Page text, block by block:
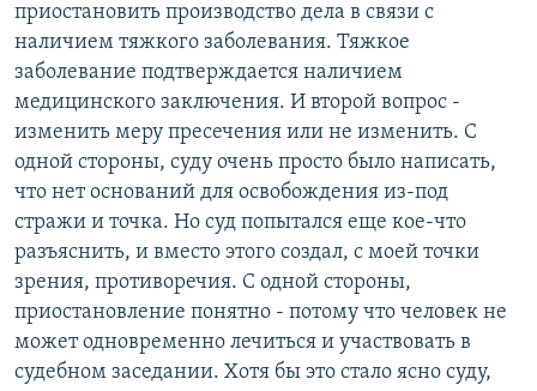
приостановить производство дела в связи с
наличием тяжкого заболевания. Тяжкое
заболевание подтверждается наличием
медицинского заключения. И второй вопрос -
изменить меру пресечения или не изменить. С
одной стороны, суду очень просто было написать,
что нет оснований для освобождения из-под
стражи и точка. Но суд попытался еще кое-что
разъяснить, и вместо этого создал, с моей точки
зрения, противоречия. С одной стороны,
приостановление понятно - потому что человек не
может одновременно лечиться и участвовать в
судебном заседании. Хотя бы это стало ясно суду,